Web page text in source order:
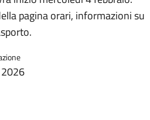
pagina orari, informazioni su